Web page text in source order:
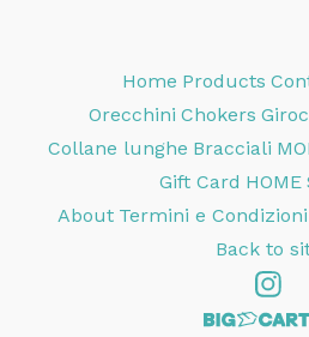
Home Products
Orecchini Chokers
Collane lunghe Bracciali
Gift Card HOME
About Termini e Condizioni
Back to